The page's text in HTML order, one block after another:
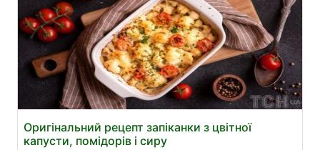
Оригінальний рецепт запіканки з цвітної
капусти, помідорів і сиру